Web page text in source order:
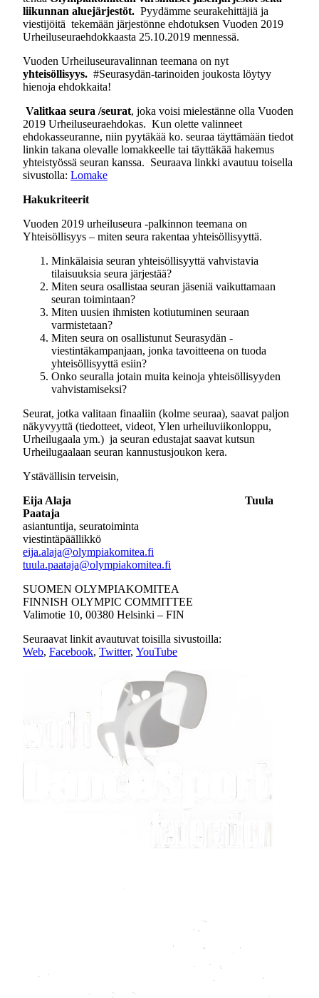
liikunnan aluejärjestöt. Pyydämme seurakehittäjiä ja
viestijöitä tekemään järjestönne ehdotuksen Vuoden 2019
Urheiluseuraehdokkaasta 25.10.2019 mennessä.
Vuoden Urheiluseuravalinnan teemana on nyt
yhteisöllisyys. #Seurasydän-tarinoiden joukosta löytyy
hienoja ehdokkaita!
Valitkaa seura /seurat, joka voisi mielestänne olla Vuoden
2019 Urheiluseuraehdokas. Kun olette valinneet
ehdokasseuranne, niin pyytäkää ko. seuraa täyttämään tiedot
linkin takana olevalle lomakkeelle tai täyttäkää hakemus
yhteistyössä seuran kanssa. Seuraava linkki avautuu toisella
sivustolla: Lomake
Hakukriteerit
Vuoden 2019 urheiluseura -palkinnon teemana on
Yhteisöllisyys – miten seura rakentaa yhteisöllisyyttä.
Minkälaisia seuran yhteisöllisyyttä vahvistavia
tilaisuuksia seura järjestää?
Miten seura osallistaa seuran jäseniä vaikuttamaan
seuran toimintaan?
Miten uusien ihmisten kotiutuminen seuraan
varmistetaan?
Miten seura on osallistunut Seurasydän -
viestintäkampanjaan, jonka tavoitteena on tuoda
yhteisöllisyyttä esiin?
Onko seuralla jotain muita keinoja yhteisöllisyyden
vahvistamiseksi?
Seurat, jotka valitaan finaaliin (kolme seuraa), saavat paljon
näkyvyyttä (tiedotteet, videot, Ylen urheiluviikonloppu,
Urheilugaala ym.) ja seuran edustajat saavat kutsun
Urheilugaalaan seuran kannustusjoukon kera.
Ystävällisin terveisin,
Eija Alaja Tuula
Paataja
asiantuntija, seuratoiminta
viestintäpäällikkö
eija.alaja@olympiakomitea.fi
tuula.paataja@olympiakomitea.fi
SUOMEN OLYMPIAKOMITEA
FINNISH OLYMPIC COMMITTEE
Valimotie 10, 00380 Helsinki – FIN
Seuraavat linkit avautuvat toisilla sivustoilla:
Web, Facebook, Twitter, YouTube